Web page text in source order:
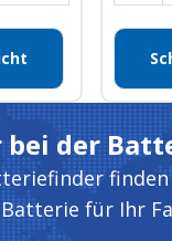
bei der
finden
für Ihr